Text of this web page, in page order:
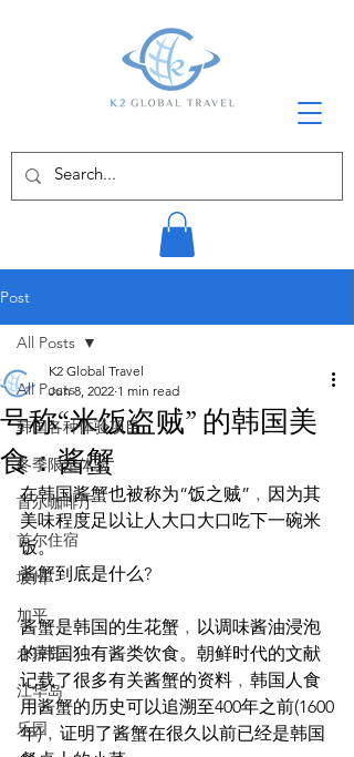
Post
All Posts
韩国各种体验项目
冬季限定体验
首尔咖啡厅
首尔住宿
坡州
加平
永宗岛
江华岛
乐园
All Posts
号称“米饭盗贼” 的韩国美
食：酱蟹
K2 Global Travel
Jun 8, 2022 1 min read
在韩国酱蟹也被称为“饭之贼”﹐因为其
美味程度足以让人大口大口吃下一碗米
饭。
酱蟹到底是什么?
酱蟹是韩国的生花蟹﹐以调味酱油浸泡
的韩国独有酱类饮食。朝鲜时代的文献
记载了很多有关酱蟹的资料﹐韩国人食
用酱蟹的历史可以追溯至400年之前(1600
年)﹐证明了酱蟹在很久以前已经是韩国